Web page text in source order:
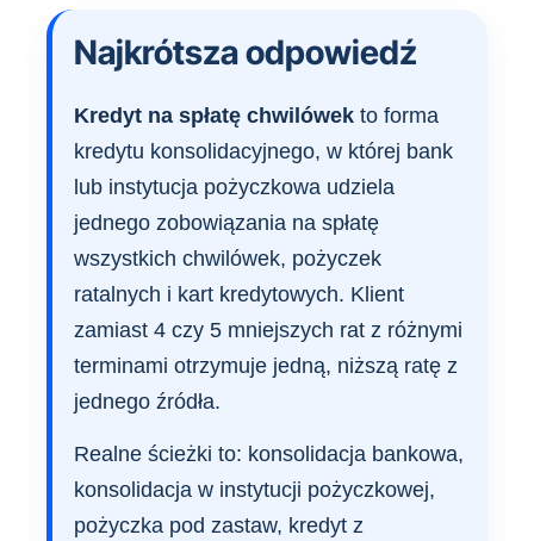
Najkrótsza odpowiedź
Kredyt na spłatę chwilówek to forma
kredytu konsolidacyjnego, w której bank
lub instytucja pożyczkowa udziela
jednego zobowiązania na spłatę
wszystkich chwilówek, pożyczek
ratalnych i kart kredytowych. Klient
zamiast 4 czy 5 mniejszych rat z różnymi
terminami otrzymuje jedną, niższą ratę z
jednego źródła.
Realne ścieżki to: konsolidacja bankowa,
konsolidacja w instytucji pożyczkowej,
pożyczka pod zastaw, kredyt z